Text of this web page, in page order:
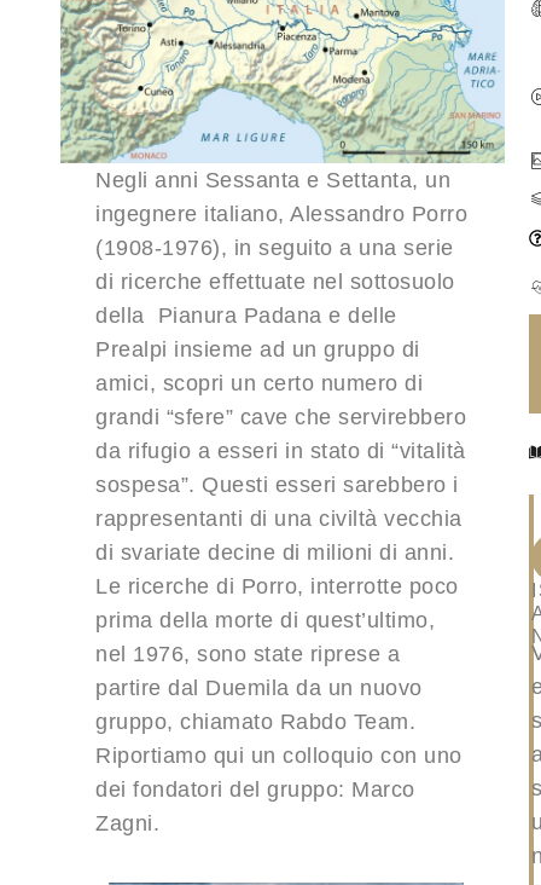
Negli anni Sessanta e Settanta, un
ingegnere italiano, Alessandro Porro
(1908-1976), in seguito a una serie
di ricerche effettuate nel sottosuolo
della Pianura Padana e delle
Prealpi insieme ad un gruppo di
amici, scopri un certo numero di
grandi “sfere” cave che servirebbero
da rifugio a esseri in stato di “vitalità
sospesa”. Questi esseri sarebbero i
rappresentanti di una civiltà vecchia
di svariate decine di milioni di anni.
Le ricerche di Porro, interrotte poco
prima della morte di quest’ultimo,
nel 1976, sono state riprese a
partire dal Duemila da un nuovo
gruppo, chiamato Rabdo Team.
Riportiamo qui un colloquio con uno
dei fondatori del gruppo: Marco
Zagni.